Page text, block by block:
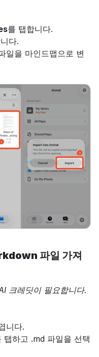
를 탭합니다.
다.
일을 마인드맵으로 변
파일 가져
크레딧이 필요합니다.
니다.
탭하고 .md 파일을 선택